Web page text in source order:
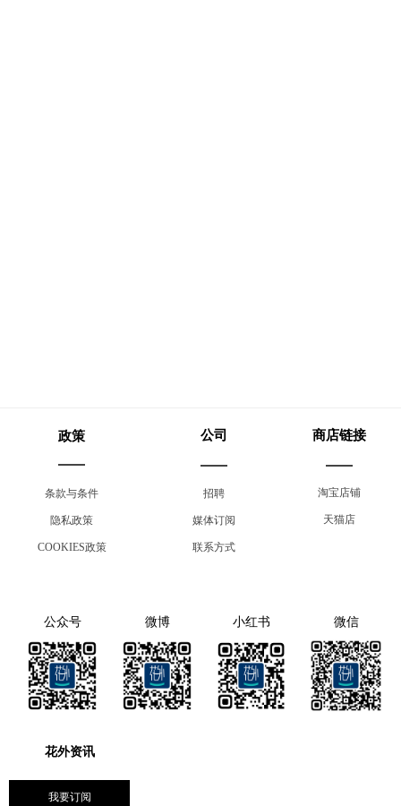
政策
条款与条件
隐私政策
COOKIES政策
公司
招聘
媒体订阅
联系方式
商店链接
淘宝店铺
天猫店
花外资讯
我要订阅
公众号 微博 小红书 微信